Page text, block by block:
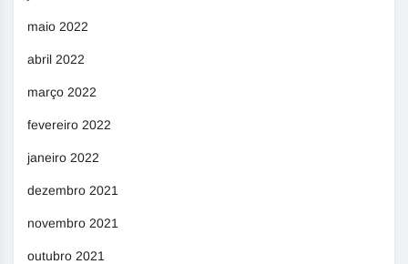
maio 2022
abril 2022
março 2022
fevereiro 2022
janeiro 2022
dezembro 2021
novembro 2021
outubro 2021